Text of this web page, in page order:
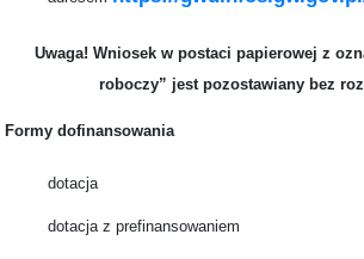
Uwaga! Wniosek w postaci papierowej z
roboczy” jest pozostawiany bez
Formy dofinansowania
dotacja
dotacja z prefinansowaniem